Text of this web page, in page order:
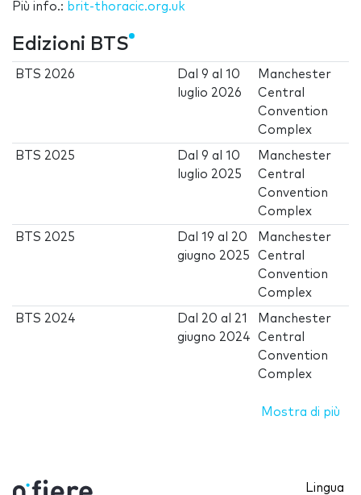
Più info.: brit-thoracic.org.uk
Edizioni BTS
BTS 2026 Dal9 al10
luglio 2026
Manchester
Central
Convention
Complex
BTS 2025 Dal9 al10
luglio 2025
Manchester
Central
Convention
Complex
BTS 2025 Dal19 al 20
giugno 2025
Manchester
Central
Convention
Complex
BTS 2024 Dal 20 al 21
giugno 2024
Manchester
Central
Convention
Complex
Mostra di più
Lingua